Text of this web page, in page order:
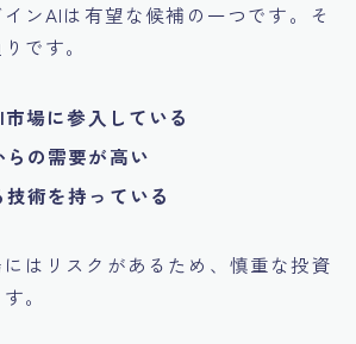
ンAIは有望な候補の一つです。そ
です。
場に参入している
の需要が高い
術を持っている
はリスクがあるため、慎重な投資
。